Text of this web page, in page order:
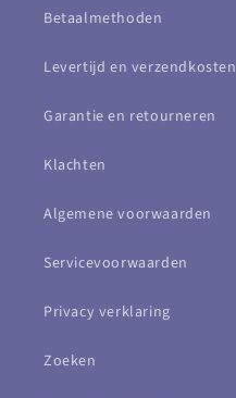
Betaalmethoden
Levertijd en verzendkosten
Garantie en retourneren
Klachten
Algemene voorwaarden
Servicevoorwaarden
Privacy verklaring
Zoeken